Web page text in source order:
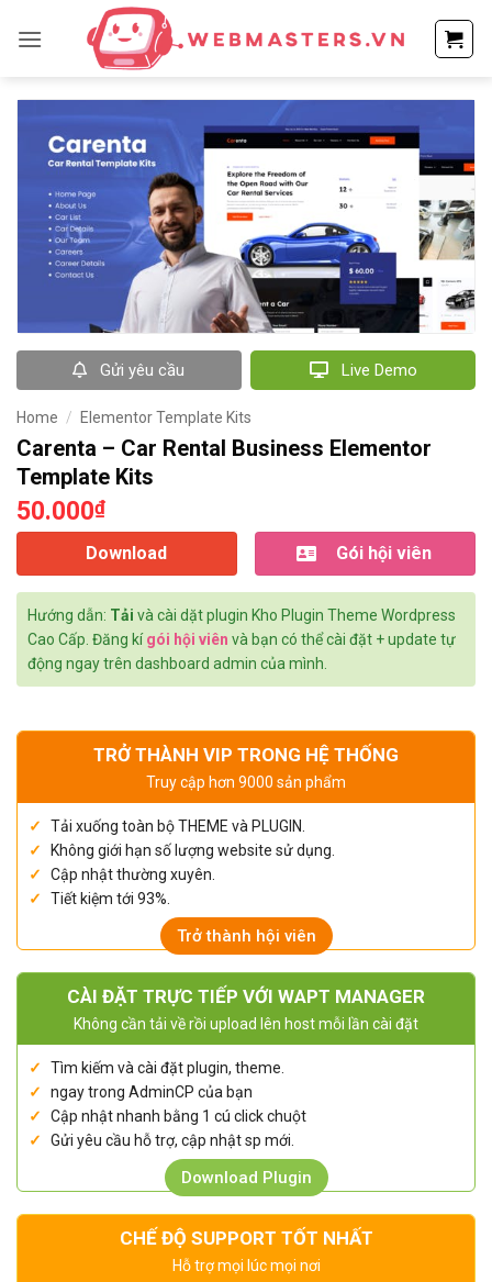
qua
dung
Gửi yêu cầu Live Demo
Home / Elementor Template Kits
Carenta – Car Rental Business Elementor
Template Kits
50.000₫
Download Gói hội viên
Hướng dẫn: Tải và cài dặt plugin Kho Plugin Theme Wordpress
Cao Cấp. Đăng kígói hội viên và bạn có thể cài đặt + update tự
động ngay trên dashboard admin của mình.
TRỞ THÀNH VIP TRONG HỆ THỐNG
Truy cập hơn 9000 sản phẩm
Tải xuống toàn bộ THEME và PLUGIN.
Không giới hạn số lượng website sử dụng.
Cập nhật thường xuyên.
Tiết kiệm tới 93%.
Trở thành hội viên
CÀI ĐẶT TRỰC TIẾP VỚI WAPT MANAGER
Không cần tải về rồi upload lên host mỗi lần cài đặt
Tìm kiếm và cài đặt plugin, theme.
ngay trong AdminCP của bạn
Cập nhật nhanh bằng 1 cú click chuột
Gửi yêu cầu hỗ trợ, cập nhật sp mới.
Download Plugin
CHẾ ĐỘ SUPPORT TỐT NHẤT
Hỗ trợ mọi lúc mọi nơi